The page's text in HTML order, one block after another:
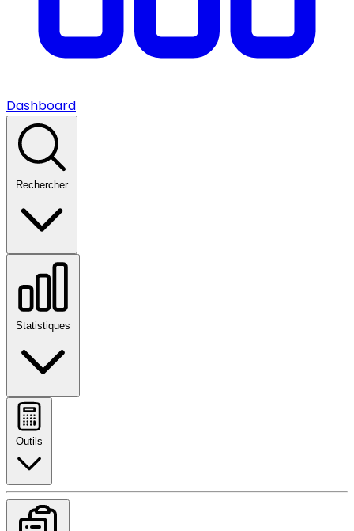
Dashboard
Rechercher
Statistiques
Outils